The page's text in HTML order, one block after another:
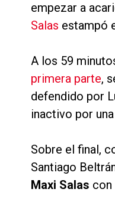
empezar a
Salas estampó
A los 59
primera parte,
defendido por
inactivo por
Sobre el final,
Santiago
Maxi Salas con